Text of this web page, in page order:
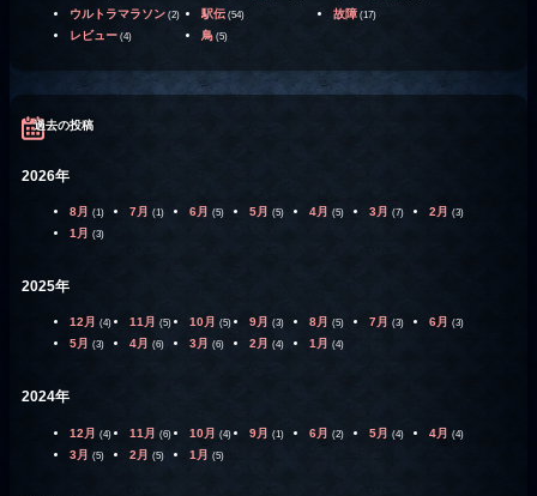
ウルトラマラソン (2) 駅伝 (54) 故障 (17)
レビュー (4) 鳥 (5)
過去の投稿
2026年
8月 (1) 7月 (1) 6月 (5) 5月 (5) 4月 (5) 3月 (7) 2月 (3)
1月 (3)
2025年
12月 (4) 11月 (5) 10月 (5) 9月 (3) 8月 (5) 7月 (3) 6月 (3)
5月 (3) 4月 (6) 3月 (6) 2月 (4) 1月 (4)
2024年
12月 (4) 11月 (6) 10月 (4) 9月 (1) 6月 (2) 5月 (4) 4月 (4)
3月 (5) 2月 (5) 1月 (5)